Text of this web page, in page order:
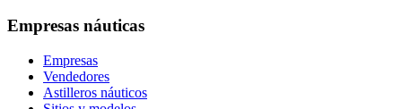
Empresas náuticas
Empresas
Vendedores
Astilleros náuticos